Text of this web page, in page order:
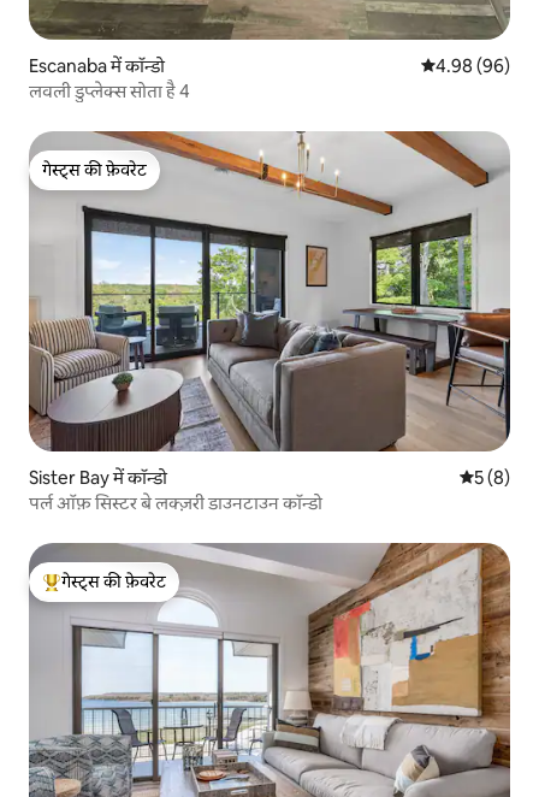
Escanaba में कॉन्डो औसत रेटिंग 5 में
4.98 (96)
लवली डुप्लेक्स सोता है 4
गेस्ट्स की फ़ेवरेट
गेस्ट्स की फ़ेवरेट
Sister Bay में कॉन्डो औसत रेटिंग
5 (8)
पर्ल ऑफ़ सिस्टर बे लक्ज़री डाउनटाउन कॉन्डो
गेस्ट्स का टॉप फ़ेवरेट
गेस्ट्स की फ़ेवरेट